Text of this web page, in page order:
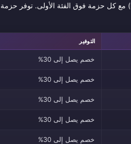
اختر الفئة التي تناسب احتياجاتك — ستحصل على العملات الأساسية بالإضافة إلى جي كوين إضافي (Bonus) مع كل حزمة فوق الفئة الأولى. توفر حزمة
التوفير
خصم يصل إلى 30%
خصم يصل إلى 30%
خصم يصل إلى 30%
خصم يصل إلى 30%
خصم يصل إلى 30%